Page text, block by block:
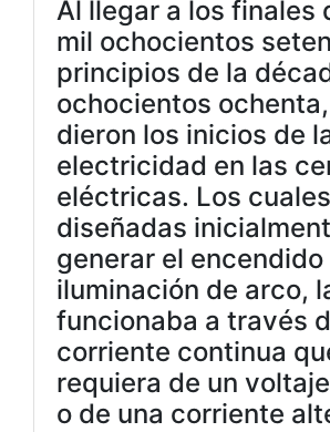
Al llegar a los finales
mil ochocientos
principios de la
ochocientos
dieron los inicios de
electricidad en las
eléctricas. Los
diseñadas
generar el encendido
iluminación de arco,
funcionaba a través
corriente continua
requiera de un
o de una corriente